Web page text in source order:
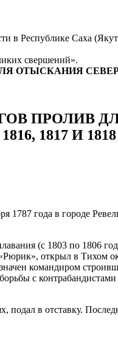
в Республике Саха
свершений».
ПРОЛИВ
1817 И
1787 года в городе
(с 1803 по
открыл в Тихом
командиром
с
подал в отставку.